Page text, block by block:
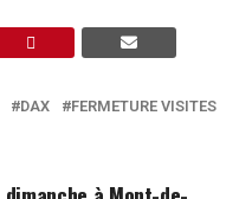
DAX
FERMETURE VISITES